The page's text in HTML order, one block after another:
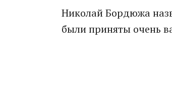
Николай Бордюжа
были приняты очень